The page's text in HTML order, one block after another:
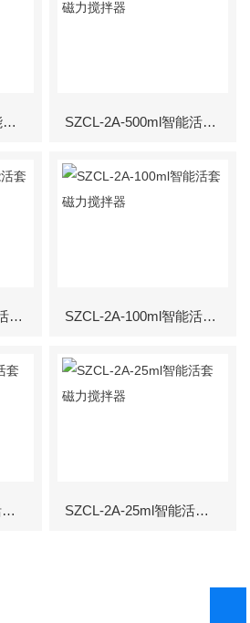
SZCL-2A-1000ml智能活套磁力搅拌器 SZCL-2A-500ml智能活套磁力搅拌器
SZCL-2A-250ml智能活套磁力搅拌器 SZCL-2A-100ml智能活套磁力搅拌器
SZCL-2A-50ml智能活套磁力搅拌器 SZCL-2A-25ml智能活套磁力搅拌器